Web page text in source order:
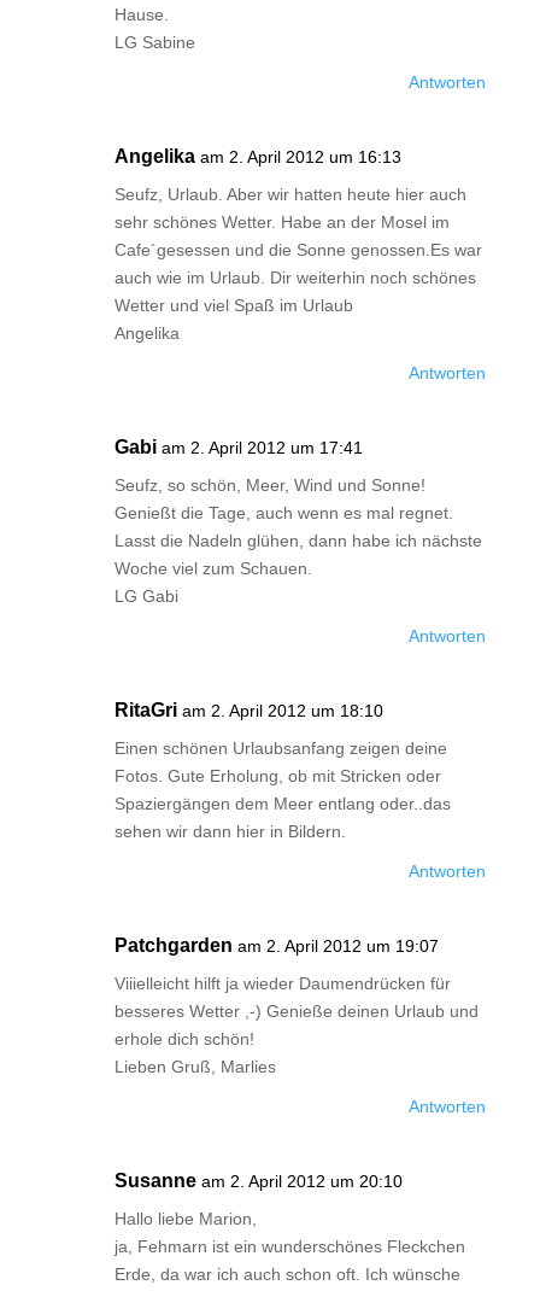
Hause.
LG Sabine
Antworten
Angelika am 2. April 2012 um 16:13
Seufz, Urlaub. Aber wir hatten heute hier auch
sehr schönes Wetter. Habe an der Mosel im
Cafe´gesessen und die Sonne genossen.Es war
auch wie im Urlaub. Dir weiterhin noch schönes
Wetter und viel Spaß im Urlaub
Angelika
Antworten
Gabi am 2. April 2012 um 17:41
Seufz, so schön, Meer, Wind und Sonne!
Genießt die Tage, auch wenn es mal regnet.
Lasst die Nadeln glühen, dann habe ich nächste
Woche viel zum Schauen.
LG Gabi
Antworten
RitaGri am 2. April 2012 um 18:10
Einen schönen Urlaubsanfang zeigen deine
Fotos. Gute Erholung, ob mit Stricken oder
Spaziergängen dem Meer entlang oder..das
sehen wir dann hier in Bildern.
Antworten
Patchgarden am 2. April 2012 um 19:07
Viiielleicht hilft ja wieder Daumendrücken für
besseres Wetter ,-) Genieße deinen Urlaub und
erhole dich schön!
Lieben Gruß, Marlies
Antworten
Susanne am 2. April 2012 um 20:10
Hallo liebe Marion,
ja, Fehmarn ist ein wunderschönes Fleckchen
Erde, da war ich auch schon oft. Ich wünsche